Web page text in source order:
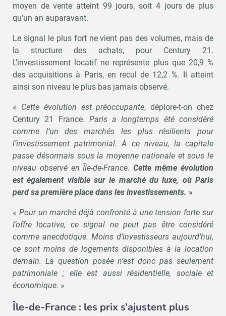
moyen de vente atteint 99 jours, soit 4 jours de plus
qu’un an auparavant.
Le signal le plus fort ne vient pas des volumes, mais de
la structure des achats, pour Century 21.
L’investissement locatif ne représente plus que 20,9 %
des acquisitions à Paris, en recul de 12,2 %. Il atteint
ainsi son niveau le plus bas jamais observé.
« Cette évolution est préoccupante, déplore-t-on chez
Century 21 France. Paris a longtemps été considéré
comme l’un des marchés les plus résilients pour
l’investissement patrimonial. À ce niveau, la capitale
passe désormais sous la moyenne nationale et sous le
niveau observé en Île-de-France.Cette même évolution
est également visible sur le marché du luxe, où Paris
perd sa première place dans les investissements. »
« Pour un marché déjà confronté à une tension forte sur
l’offre locative, ce signal ne peut pas être considéré
comme anecdotique. Moins d’investisseurs aujourd’hui,
ce sont moins de logements disponibles à la location
demain. La question posée n’est donc pas seulement
patrimoniale ; elle est aussi résidentielle, sociale et
économique. »
Île-de-France : les prix s’ajustent plus